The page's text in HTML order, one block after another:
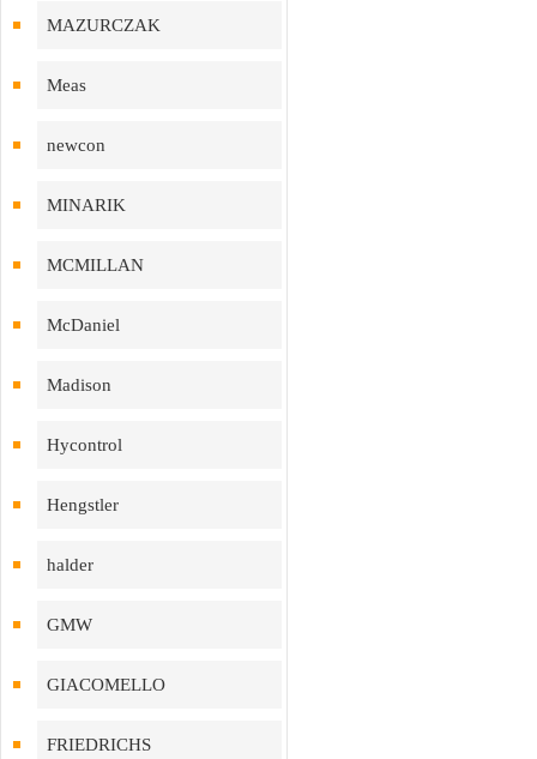
MAZURCZAK
Meas
newcon
MINARIK
MCMILLAN
McDaniel
Madison
Hycontrol
Hengstler
halder
GMW
GIACOMELLO
FRIEDRICHS